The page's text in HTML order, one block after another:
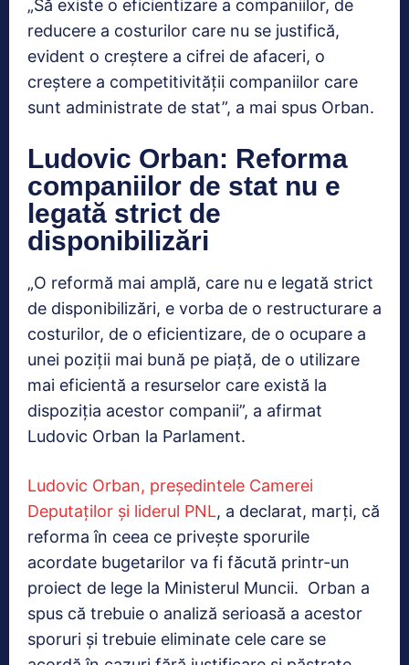
„Să existe o eficientizare a companiilor, de
reducere a costurilor care nu se justifică,
evident o creştere a cifrei de afaceri, o
creştere a competitivităţii companiilor care
sunt administrate de stat”, a mai spus Orban.
Ludovic Orban: Reforma
companiilor de stat nu e
legată strict de
disponibilizări
„O reformă mai amplă, care nu e legată strict
de disponibilizări, e vorba de o restructurare a
costurilor, de o eficientizare, de o ocupare a
unei poziţii mai bună pe piaţă, de o utilizare
mai eficientă a resurselor care există la
dispoziţia acestor companii”, a afirmat
Ludovic Orban la Parlament.
Ludovic Orban, președintele Camerei
Deputaților și liderul PNL, a declarat, marți, că
reforma în ceea ce privește sporurile
acordate bugetarilor va fi făcută printr-un
proiect de lege la Ministerul Muncii. Orban a
spus că trebuie o analiză serioasă a acestor
sporuri și trebuie eliminate cele care se